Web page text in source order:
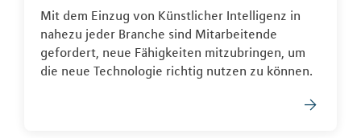
Mit dem Einzug von Künstlicher Intelligenz in
nahezu jeder Branche sind Mitarbeitende
gefordert, neue Fähigkeiten mitzubringen, um
die neue Technologie richtig nutzen zu können.